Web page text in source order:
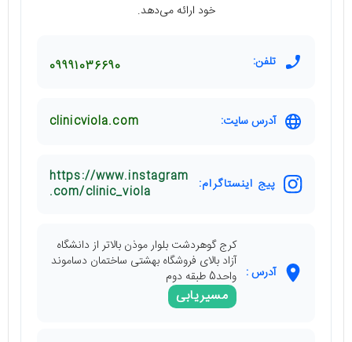
خود ارائه می‌دهد.
تلفن: 09991036690
آدرس سایت: clinicviola.com
پیج اینستاگرام:
https://www.instagram
.com/clinic_viola
آدرس :
کرج گوهردشت بلوار موذن بالاتر از دانشگاه
آزاد بالای فروشگاه بهشتی ساختمان دساموند
واحد5 طبقه دوم
مسیریابی